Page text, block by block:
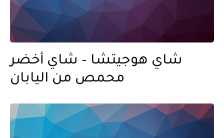
شاي هوجيتشا – شاي أخضر
محمص من اليابان